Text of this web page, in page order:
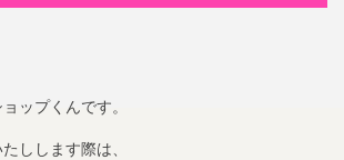
ップくんです。
しします際は、